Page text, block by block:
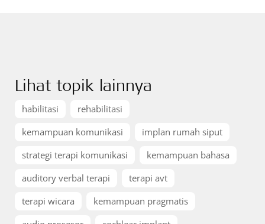
Lihat topik lainnya
habilitasi
rehabilitasi
kemampuan komunikasi
implan rumah siput
strategi terapi komunikasi
kemampuan bahasa
auditory verbal terapi
terapi avt
terapi wicara
kemampuan pragmatis